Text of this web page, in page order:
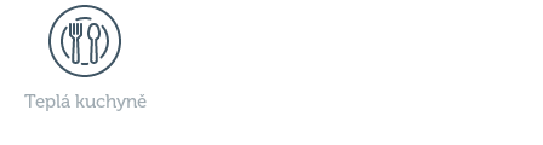
Teplá kuchyně